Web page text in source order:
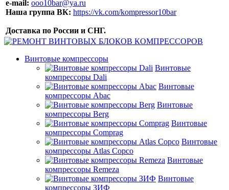
e-mail: ooo10bar@ya.ru
Наша группа ВК: https://vk.com/kompressor10bar
Доставка по России и СНГ.
Винтовые компрессоры
Винтовые
компрессоры Dali
Винтовые
компрессоры Abac
Винтовые
компрессоры Berg
Винтовые
компрессоры Comprag
Винтовые
компрессоры Atlas Copco
Винтовые
компрессоры Remeza
Винтовые
компрессоры ЗИФ